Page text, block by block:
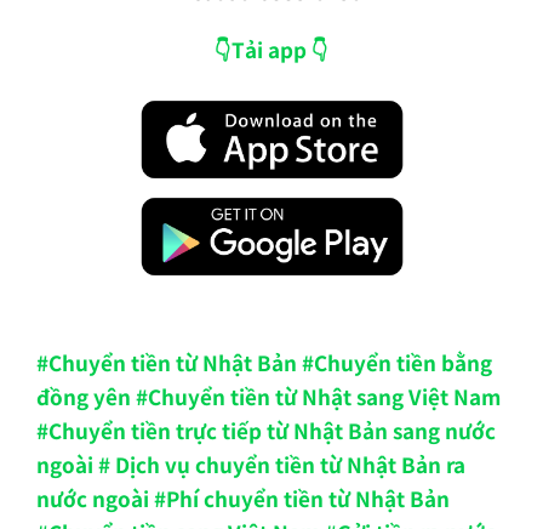
👇Tải app 👇
#Chuyển tiền từ Nhật Bản #Chuyển tiền bằng
đồng yên #Chuyển tiền từ Nhật sang Việt Nam
#Chuyển tiền trực tiếp từ Nhật Bản sang nước
ngoài # Dịch vụ chuyển tiền từ Nhật Bản ra
nước ngoài #Phí chuyển tiền từ Nhật Bản